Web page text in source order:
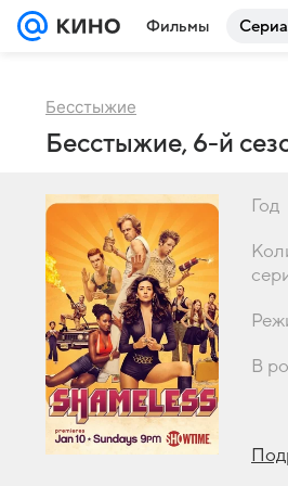
Фильмы
Бесстыжие
Бесстыжие, 6-й
Год
В